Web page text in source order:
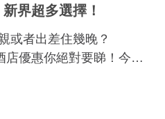
界超多選擇！
或者出差住幾晚？
店優惠你絕對要睇！今次
通方便又抵住的商務型酒
理好了人氣酒店推介＋實